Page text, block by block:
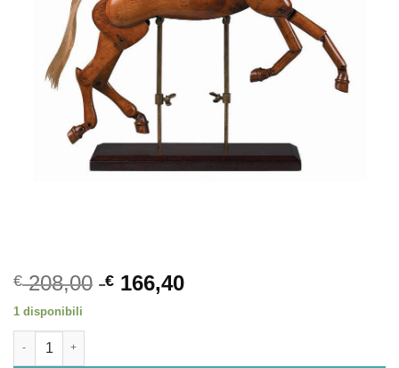
€208,00 € 166,40
1 disponibili
Cavallo Artistico, Grande quantità